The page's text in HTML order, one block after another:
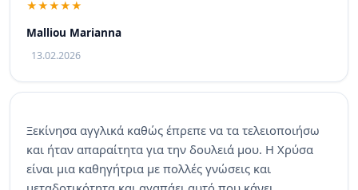
Malliou Marianna
13.02.2026
Ξεκίνησα αγγλικά καθώς έπρεπε να τα τελειοποιήσω
και ήταν απαραίτητα για την δουλειά μου. Η Χρύσα
είναι μια καθηγήτρια με πολλές γνώσεις και